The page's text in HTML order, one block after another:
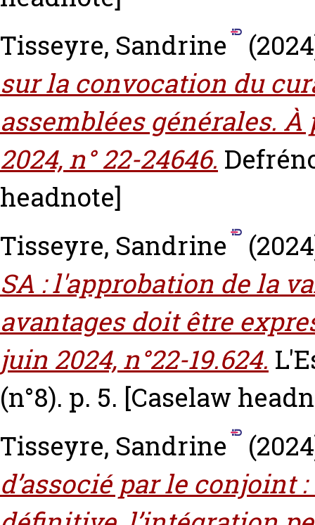
Tisseyre, Sandrine
sur la convocation du
assemblées générales. À
2024, n° 22-24646.
headnote]
Tisseyre, Sandrine
SA : l'approbation de la
avantages doit être
juin 2024, n°22-19.624.
(n°8). p. 5. [Caselaw
Tisseyre, Sandrine
d’associé par le conjoint